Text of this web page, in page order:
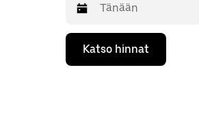
Valitse
päivämäärä
kalenterissa
Katso hinnat